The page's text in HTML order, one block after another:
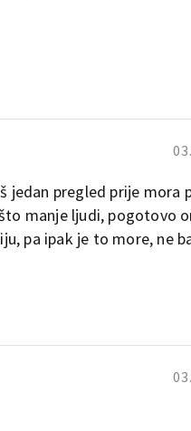
pregled prije mora
manje ljudi, pogotovo
pa ipak je to more, ne